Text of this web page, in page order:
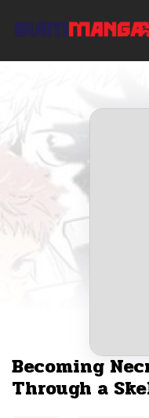
Becoming
Through a